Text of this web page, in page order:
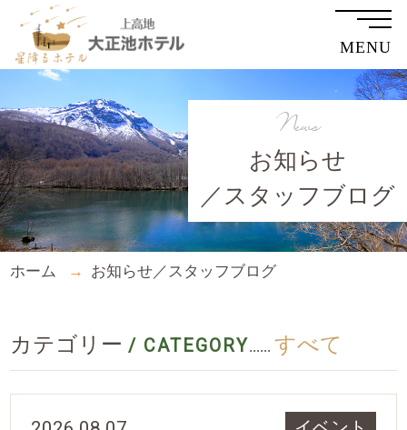
MENU
お知らせ
／スタッフブログ
News
ホーム お知らせ／スタッフブログ
カテゴリー / CATEGORY...... すべて